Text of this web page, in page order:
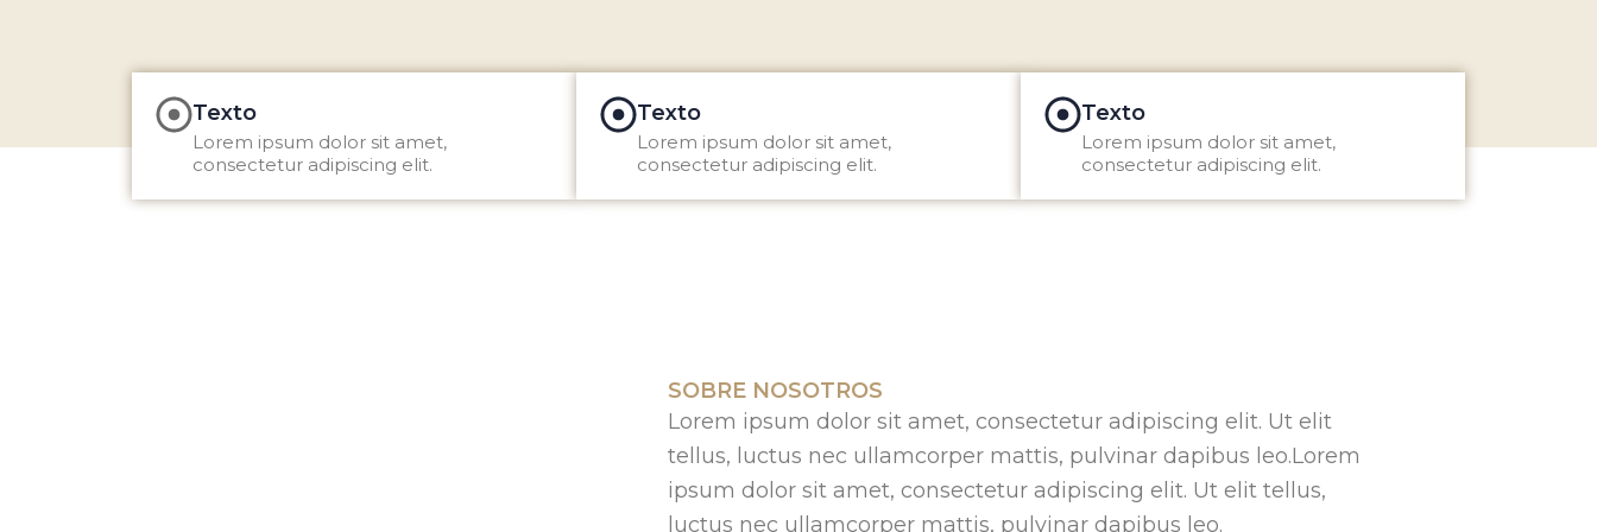
Texto
Lorem ipsum dolor sit amet,
consectetur adipiscing elit.
Texto
Lorem ipsum dolor sit amet,
consectetur adipiscing elit.
Texto
Lorem ipsum dolor sit amet,
consectetur adipiscing elit.
SOBRE NOSOTROS
Lorem ipsum dolor sit amet, consectetur adipiscing elit. Ut elit
tellus, luctus nec ullamcorper mattis, pulvinar dapibus leo.Lorem
ipsum dolor sit amet, consectetur adipiscing elit. Ut elit tellus,
luctus nec ullamcorper mattis, pulvinar dapibus leo.